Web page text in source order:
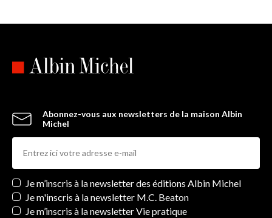
Abonnez-vous aux newsletters de la maison Albin
Michel
Newsletters
Je m’inscris à la newsletter des éditions Albin Michel
Je m'inscris à la newsletter M.C. Beaton
Je m’inscris à la newsletter Vie pratique